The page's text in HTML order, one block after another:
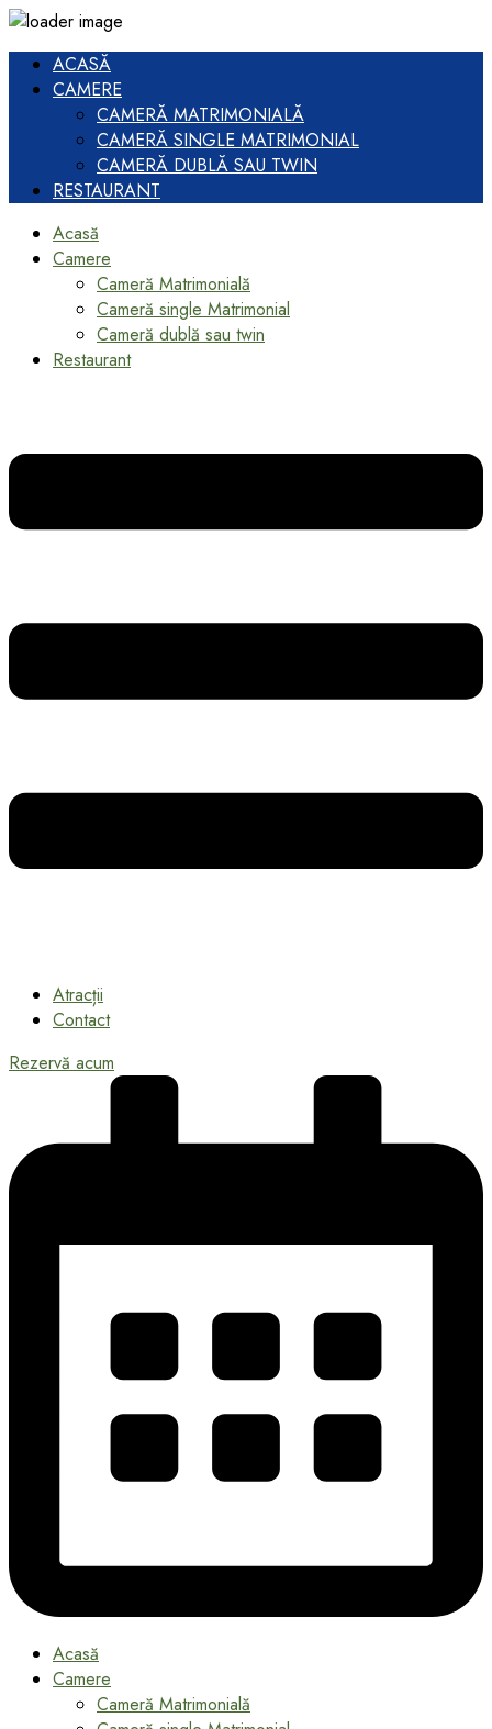
ACASĂ
CAMERE
CAMERĂ MATRIMONIALĂ
CAMERĂ SINGLE MATRIMONIAL
CAMERĂ DUBLĂ SAU TWIN
RESTAURANT
Acasă
Camere
Cameră Matrimonială
Cameră single Matrimonial
Cameră dublă sau twin
Restaurant
Atracții
Contact
Rezervă acum
Acasă
Camere
Cameră Matrimonială